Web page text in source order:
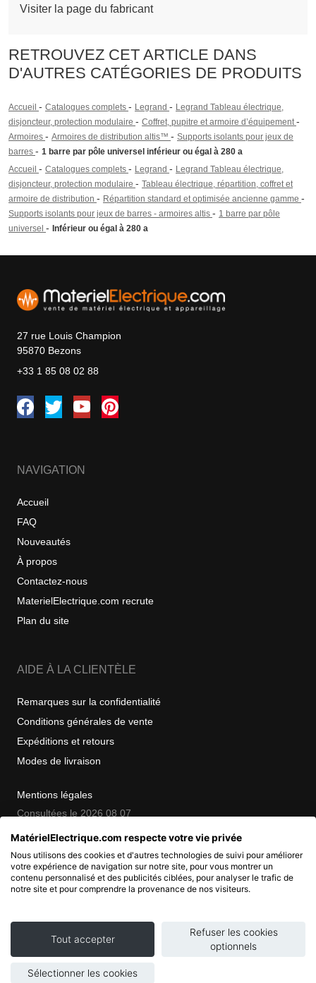
Visiter la page du fabricant
RETROUVEZ CET ARTICLE DANS
D'AUTRES CATÉGORIES DE PRODUITS
Accueil - Catalogues complets - Legrand - Legrand Tableau électrique,
disjoncteur, protection modulaire - Coffret, pupitre et armoire d’équipement-
Armoires - Armoires de distribution altis™ - Supports isolants pour jeux de
barres - 1 barre par pôle universel inférieur ou égal à 280 a
Accueil - Catalogues complets - Legrand - Legrand Tableau électrique,
disjoncteur, protection modulaire - Tableau électrique, répartition, coffret et
armoire de distribution - Répartition standard et optimisée ancienne gamme -
Supports isolants pour jeux de barres - armoires altis - 1 barre par pôle
universel - Inférieur ou égal à 280 a
27 rue Louis Champion
95870 Bezons
+33 1 85 08 02 88
NAVIGATION
Accueil
FAQ
Nouveautés
À propos
Contactez-nous
MaterielElectrique.com recrute
Plan du site
AIDE À LA CLIENTÈLE
Remarques sur la confidentialité
Conditions générales de vente
Expéditions et retours
Modes de livraison
Mentions légales
Consultées le 2026 08 07
COPYRIGHT
© 2007 - 2026 Nimbanet
MatérielElectrique.com respecte votre vie privée
Nous utilisons des cookies et d'autres technologies de suivi pour améliorer
votre expérience de navigation sur notre site, pour vous montrer un
contenu personnalisé et des publicités ciblées, pour analyser le trafic de
notre site et pour comprendre la provenance de nos visiteurs.
Tout accepter
Refuser les cookies
optionnels
Sélectionner les cookies